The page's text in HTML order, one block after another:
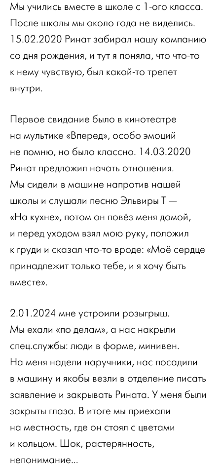
Мы учились вместе в школе с 1-ого класса.
После школы мы около года не виделись.
15.02.2020 Ринат забирал нашу компанию
со дня рождения, и тут я поняла, что что-то
к нему чувствую, был какой-то трепет
внутри.
Первое свидание было в кинотеатре
на мультике «Вперед», особо эмоций
не помню, но было классно. 14.03.2020
Ринат предложил начать отношения.
Мы сидели в машине напротив нашей
школы и слушали песню Эльвиры Т —
«На кухне», потом он повёз меня домой,
и перед уходом взял мою руку, положил
к груди и сказал что-то вроде: «Моё сердце
принадлежит только тебе, и я хочу быть
вместе».
2.01.2024 мне устроили розыгрыш.
Мы ехали «по делам», а нас накрыли
спец.службы: люди в форме, минивен.
На меня надели наручники, нас посадили
в машину и якобы везли в отделение писать
заявление и закрывать Рината. У меня были
закрыты глаза. В итоге мы приехали
на местность, где он стоял с цветами
и кольцом. Шок, растерянность,
непонимание…